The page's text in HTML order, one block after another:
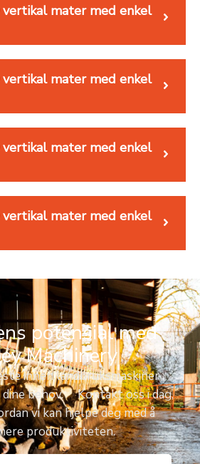
vertikal mater med enkel
vertikal mater med enkel
vertikal mater med enkel
vertikal mater med enkel
potensial med
Machinery
innen landbruksmaskiner
behov. Kontakt oss i dag,
vi kan hjelpe deg med å
produktiviteten.